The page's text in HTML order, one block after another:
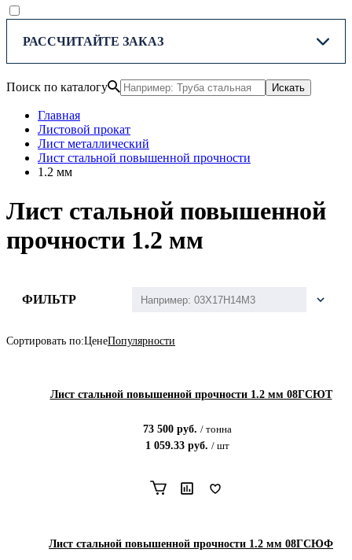
РАССЧИТАЙТЕ ЗАКАЗ
Поиск по каталогу Искать
Главная
Листовой прокат
Лист металлический
Лист стальной повышенной прочности
1.2 мм
Лист стальной повышенной
прочности 1.2 мм
ФИЛЬТР
Сортировать по:ЦенеПопулярности
Лист стальной повышенной прочности 1.2 мм 08ГСЮТ
73 500руб. / тонна
1 059.33руб. / шт
Лист стальной повышенной прочности 1.2 мм 08ГСЮФ